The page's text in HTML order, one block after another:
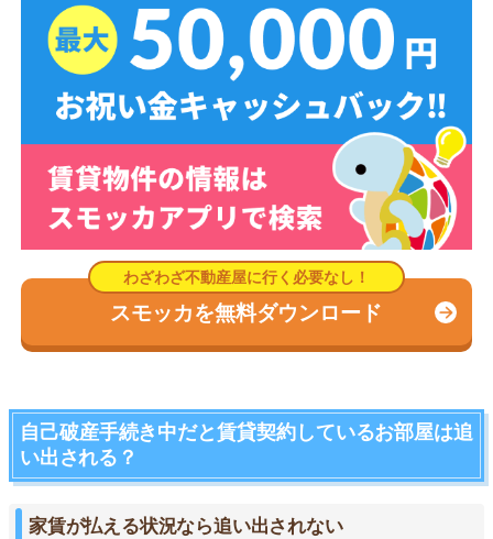
スモッカを無料ダウンロード
自己破産手続き中だと賃貸契約しているお部屋は追
い出される？
家賃が払える状況なら追い出されない